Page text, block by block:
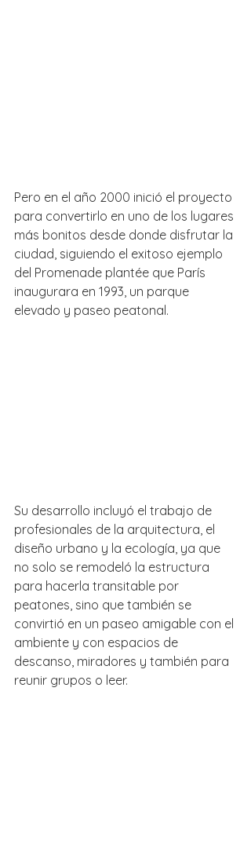
Pero en el año 2000 inició el proyecto
para convertirlo en uno de los lugares
más bonitos desde donde disfrutar la
ciudad, siguiendo el exitoso ejemplo
del Promenade plantée que París
inaugurara en 1993, un parque
elevado y paseo peatonal.
Su desarrollo incluyó el trabajo de
profesionales de la arquitectura, el
diseño urbano y la ecología, ya que
no solo se remodeló la estructura
para hacerla transitable por
peatones, sino que también se
convirtió en un paseo amigable con el
ambiente y con espacios de
descanso, miradores y también para
reunir grupos o leer.